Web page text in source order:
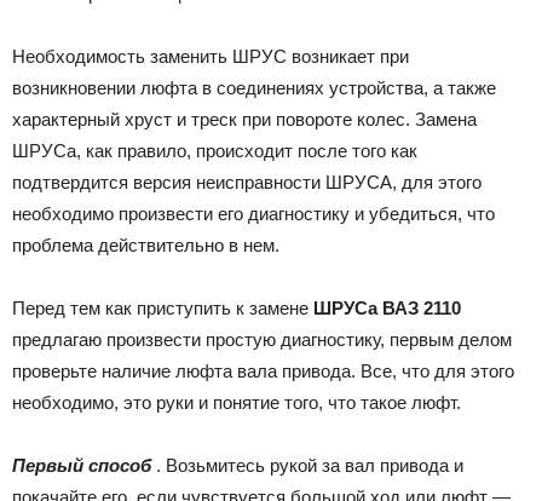
Необходимость заменить ШРУС возникает при
возникновении люфта в соединениях устройства, а также
характерный хруст и треск при повороте колес. Замена
ШРУСа, как правило, происходит после того как
подтвердится версия неисправности ШРУСА, для этого
необходимо произвести его диагностику и убедиться, что
проблема действительно в нем.
Перед тем как приступить к замене ШРУСа ВАЗ 2110
предлагаю произвести простую диагностику, первым делом
проверьте наличие люфта вала привода. Все, что для этого
необходимо, это руки и понятие того, что такое люфт.
Первый способ. Возьмитесь рукой за вал привода и
покачайте его, если чувствуется большой ход или люфт —